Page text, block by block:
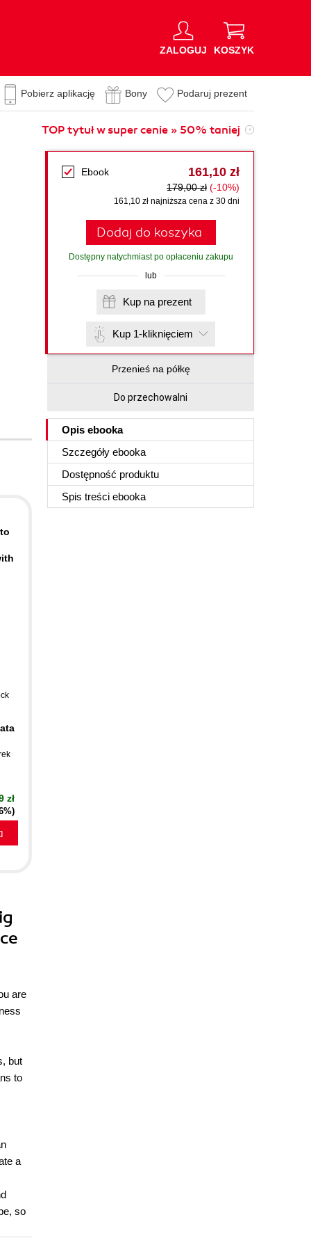
ZALOGUJ KOSZYK
Pobierz aplikację Bony Podaruj prezent
TOP tytuł w super cenie » 50% taniej
Ebook 161,10 zł
179,00 zł (-10%)
161,10 zł najniższa cena z 30 dni
Dodaj do koszyka
Dostępny natychmiast po opłaceniu zakupu
lub
Kup na prezent
Kup 1-kliknięciem
Przenieś na półkę
Do przechowalni
Opis ebooka
Szczegóły ebooka
Dostępność produktu
Spis treści ebooka
zł
are
but
to
a
so